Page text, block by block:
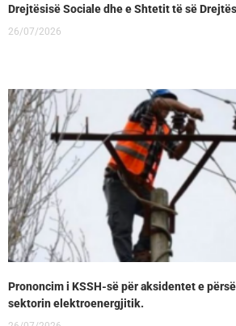
Drejtësisë Sociale dhe e Shtetit të së
26/07/2026
Prononcim i KSSH-së për aksidentet e
sektorin elektroenergjitik.